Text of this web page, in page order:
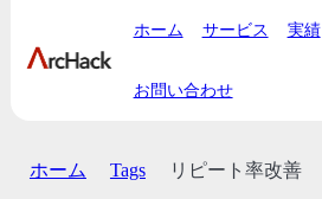
ホーム サービス 実績
お問い合わせ
ホーム Tags リピート率改善